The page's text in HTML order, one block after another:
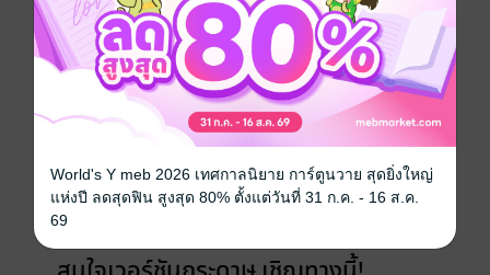
ประเภทไฟล์ pdf
12 มิถุนายน 2568
ความยาว 25 หน้า
ราคาปก
World's Y meb 2026 เทศกาลนิยาย การ์ตูนวาย สุดยิ่งใหญ่
แห่งปี ลดสุดฟิน สูงสุด 80% ตั้งแต่วันที่ 31 ก.ค. - 16 ส.ค.
69